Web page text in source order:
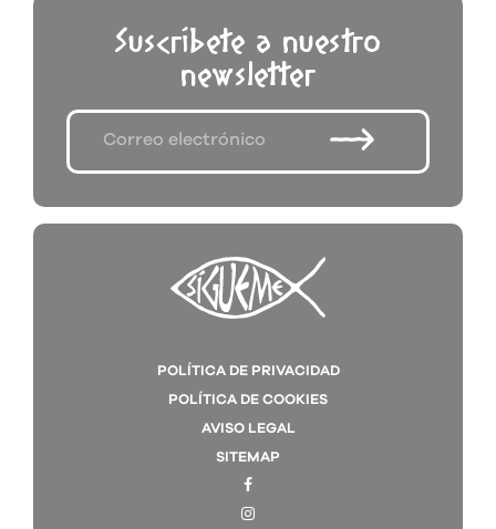
Suscríbete a nuestro
newsletter
POLÍTICA DE PRIVACIDAD
POLÍTICA DE COOKIES
AVISO LEGAL
SITEMAP